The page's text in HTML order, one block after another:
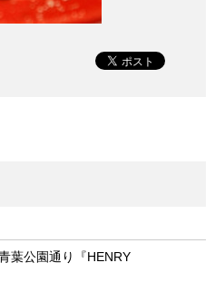
葉公園通り『HENRY